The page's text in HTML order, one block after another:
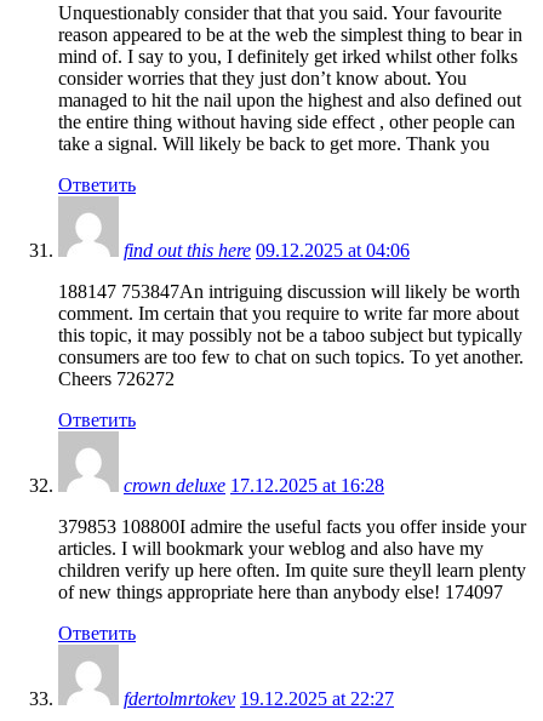
Unquestionably consider that that you said. Your favourite
reason appeared to be at the web the simplest thing to bear in
mind of. I say to you, I definitely get irked whilst other folks
consider worries that they just don’t know about. You
managed to hit the nail upon the highest and also defined out
the entire thing without having side effect , other people can
take a signal. Will likely be back to get more. Thank you
Ответить
find out this here 09.12.2025 at 04:06
188147 753847An intriguing discussion will likely be worth
comment. Im certain that you require to write far more about
this topic, it may possibly not be a taboo subject but typically
consumers are too few to chat on such topics. To yet another.
Cheers 726272
Ответить
crown deluxe 17.12.2025 at 16:28
379853 108800I admire the useful facts you offer inside your
articles. I will bookmark your weblog and also have my
children verify up here often. Im quite sure theyll learn plenty
of new things appropriate here than anybody else! 174097
Ответить
fdertolmrtokev 19.12.2025 at 22:27